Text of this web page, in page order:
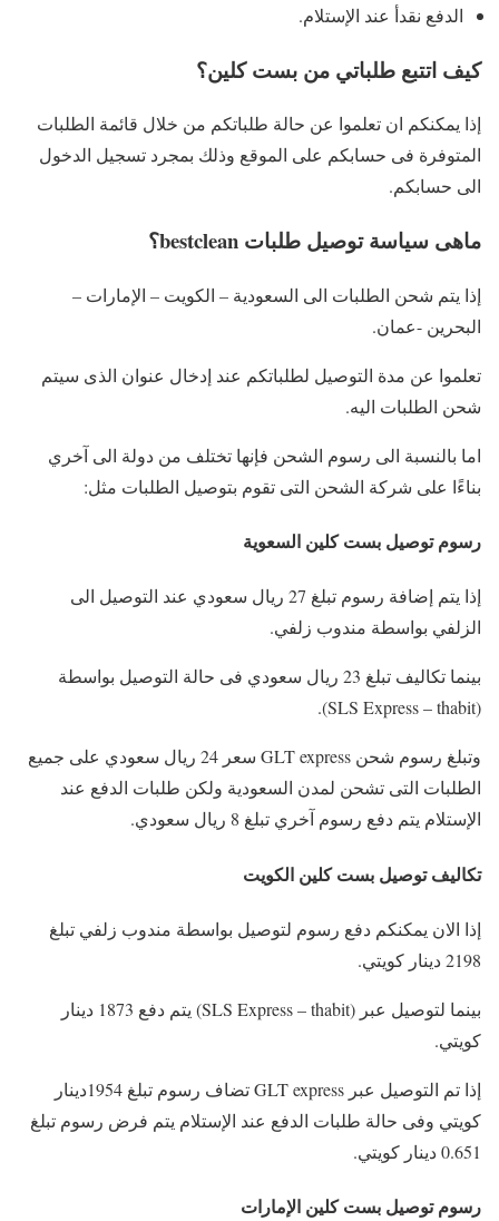
الدفع نقدأ عند الإستلام.
كيف اتتبع طلباتي من بست كلين؟
إذا يمكنكم ان تعلموا عن حالة طلباتكم من خلال قائمة الطلبات
المتوفرة فى حسابكم على الموقع وذلك بمجرد تسجيل الدخول
الى حسابكم.
ماهى سياسة توصيل طلبات bestclean؟
إذا يتم شحن الطلبات الى السعودية – الكويت – الإمارات –
البحرين -عمان.
تعلموا عن مدة التوصيل لطلباتكم عند إدخال عنوان الذى سيتم
شحن الطلبات اليه.
اما بالنسبة الى رسوم الشحن فإنها تختلف من دولة الى آخري
بناءًا على شركة الشحن التى تقوم بتوصيل الطلبات مثل:
رسوم توصيل بست كلين السعوية
إذا يتم إضافة رسوم تبلغ 27 ريال سعودي عند التوصيل الى
الزلفي بواسطة مندوب زلفي.
بينما تكاليف تبلغ 23 ريال سعودي فى حالة التوصيل بواسطة
(SLS Express – thabit).
وتبلغ رسوم شحن GLT express سعر 24 ريال سعودي على جميع
الطلبات التى تشحن لمدن السعودية ولكن طلبات الدفع عند
الإستلام يتم دفع رسوم آخري تبلغ 8 ريال سعودي.
تكاليف توصيل بست كلين الكويت
إذا الان يمكنكم دفع رسوم لتوصيل بواسطة مندوب زلفي تبلغ
2198 دينار كويتي.
بينما لتوصيل عبر (SLS Express – thabit) يتم دفع 1873 دينار
كويتي.
إذا تم التوصيل عبر GLT express تضاف رسوم تبلغ 1954دينار
كويتي وفى حالة طلبات الدفع عند الإستلام يتم فرض رسوم تبلغ
0.651 دينار كويتي.
رسوم توصيل بست كلين الإمارات